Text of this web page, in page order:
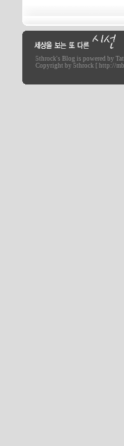
세상을 보는
5throck's Blog is powered by
Copyright by 5throck [ http://